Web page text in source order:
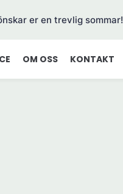
er en trevlig sommar!
OM OSS KONTAKT